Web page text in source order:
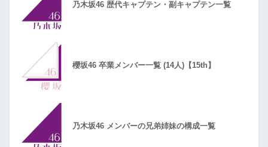
乃木坂46 歴代キャプテン・副キャプテン一覧
櫻坂46 卒業メンバー一覧 (14人)【15th】
乃木坂46 メンバーの兄弟姉妹の構成一覧